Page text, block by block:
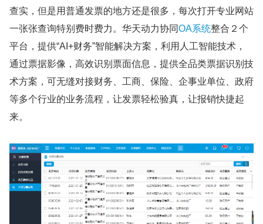
查实，但是用普通发票的地方还是很多，每次打开专业网站
一张张查询特别费时费力。华天动力协同OA系统整合２个
平台，提供“AI+财务”智能解决方案，利用人工智能技术，
通过票据影像，高效识别票面信息，提供全品类票据识别技
术方案，可无缝对接财务、工商、保险、企事业单位、政府
等多个行业的业务流程，让发票轻松验真，让报销快捷起
来。